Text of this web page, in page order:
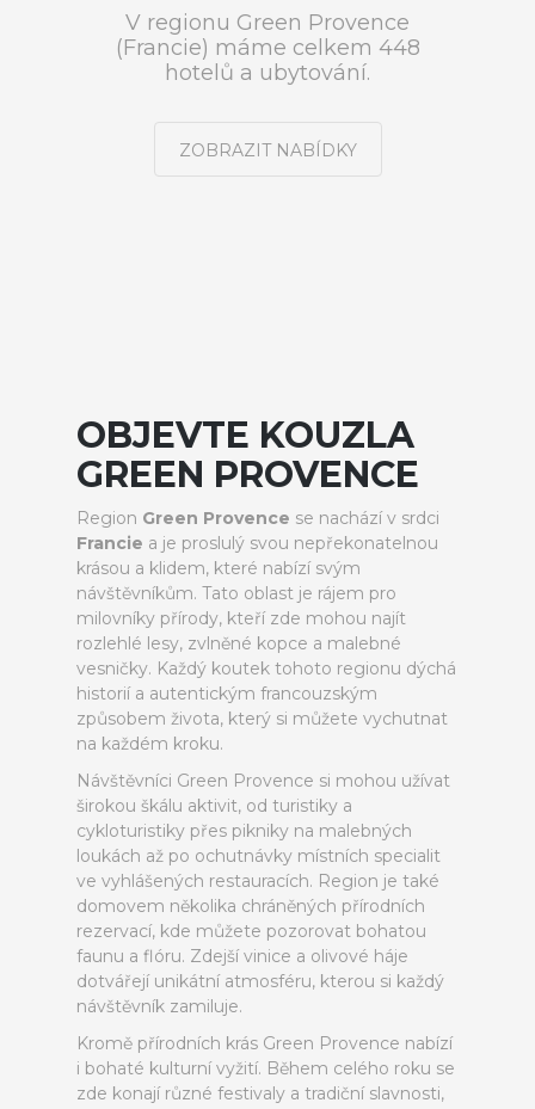
V regionu Green Provence
(Francie) máme celkem 448
hotelů a ubytování.
ZOBRAZIT NABÍDKY
OBJEVTE KOUZLA
GREEN PROVENCE
Region Green Provence se nachází v srdci
Francie a je proslulý svou nepřekonatelnou
krásou a klidem, které nabízí svým
návštěvníkům. Tato oblast je rájem pro
milovníky přírody, kteří zde mohou najít
rozlehlé lesy, zvlněné kopce a malebné
vesničky. Každý koutek tohoto regionu dýchá
historií a autentickým francouzským
způsobem života, který si můžete vychutnat
na každém kroku.
Návštěvníci Green Provence si mohou užívat
širokou škálu aktivit, od turistiky a
cykloturistiky přes pikniky na malebných
loukách až po ochutnávky místních specialit
ve vyhlášených restauracích. Region je také
domovem několika chráněných přírodních
rezervací, kde můžete pozorovat bohatou
faunu a flóru. Zdejší vinice a olivové háje
dotvářejí unikátní atmosféru, kterou si každý
návštěvník zamiluje.
Kromě přírodních krás Green Provence nabízí
i bohaté kulturní vyžití. Během celého roku se
zde konají různé festivaly a tradiční slavnosti,